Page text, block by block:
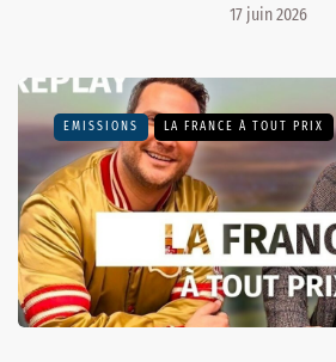
17 juin 2026
EMISSIONS LA FRANCE À TOUT PRIX